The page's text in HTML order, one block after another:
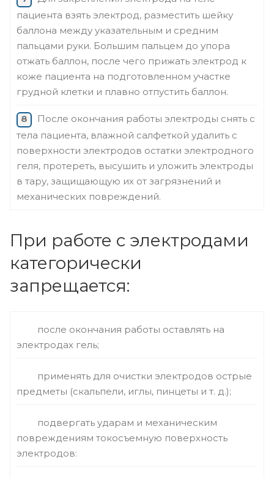
пациента взять электрод, разместить шейку
баллона между указательным и средним
пальцами руки. Большим пальцем до упора
отжать баллон, после чего прижать электрод к
коже пациента на подготовленном участке
грудной клетки и плавно отпустить баллон.
После окончания работы электроды снять с
тела пациента, влажной салфеткой удалить с
поверхности электродов остатки электродного
геля, протереть, высушить и уложить электроды
в тару, защищающую их от загрязнений и
механических повреждений.
При работе с электродами
категорически
запрещается:
после окончания работы оставлять на
электродах гель;
применять для очистки электродов острые
предметы (скальпели, иглы, пинцеты и т. д.);
подвергать ударам и механическим
повреждениям токосъемную поверхность
электродов: